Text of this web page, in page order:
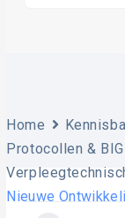
Home
Protocollen &
Nieuwe